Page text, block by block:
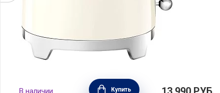
Мини чайник электрический 0,8 л,
В наличии Купить